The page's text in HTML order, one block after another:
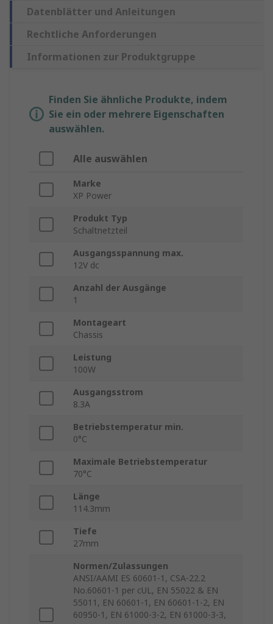
Datenblätter und Anleitungen
Rechtliche Anforderungen
Informationen zur Produktgruppe
Finden Sie ähnliche Produkte, indem
Sie ein oder mehrere Eigenschaften
auswählen.
Alle auswählen
Marke
XP Power
Produkt Typ
Schaltnetzteil
Ausgangsspannung max.
12V dc
Anzahl der Ausgänge
1
Montageart
Chassis
Leistung
100W
Ausgangsstrom
8.3A
Betriebstemperatur min.
0°C
Maximale Betriebstemperatur
70°C
Länge
114.3mm
Tiefe
27mm
Normen/Zulassungen
ANSI/AAMI ES 60601-1, CSA-22.2
No.60601-1 per cUL, EN 55022 & EN
55011, EN 60601-1, EN 60601-1-2, EN
60950-1, EN 61000-3-2, EN 61000-3-3,